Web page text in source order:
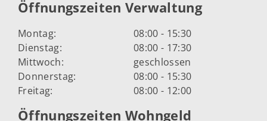
Öffnungszeiten Verwaltung
Montag:
08:00 - 15:30
Dienstag:
08:00 - 17:30
Mittwoch:
geschlossen
Donnerstag:
08:00 - 15:30
Freitag:
08:00 - 12:00
Öffnungszeiten Wohngeld